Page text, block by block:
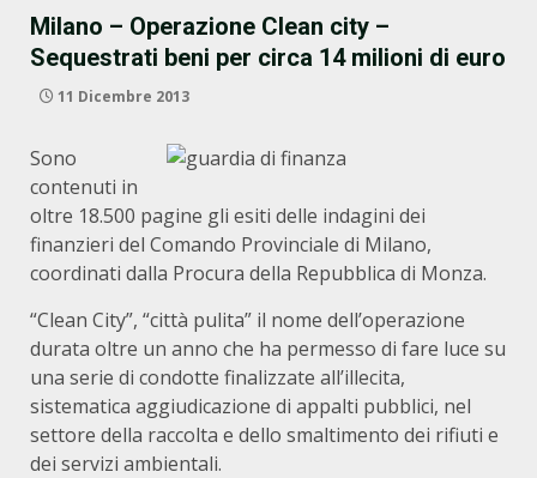
Milano – Operazione Clean city –
Sequestrati beni per circa 14 milioni di euro
11 Dicembre 2013
Sono
contenuti in
oltre 18.500 pagine gli esiti delle indagini dei
finanzieri del Comando Provinciale di Milano,
coordinati dalla Procura della Repubblica di Monza.
“Clean City”, “città pulita” il nome dell’operazione
durata oltre un anno che ha permesso di fare luce su
una serie di condotte finalizzate all’illecita,
sistematica aggiudicazione di appalti pubblici, nel
settore della raccolta e dello smaltimento dei rifiuti e
dei servizi ambientali.